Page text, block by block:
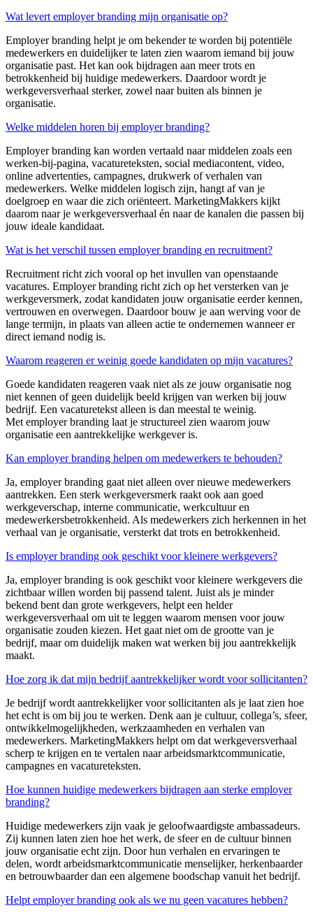
Wat levert employer branding mijn organisatie op?
Employerbranding helpt je om bekender te worden bij potentiële
medewerkers en duidelijker te laten zien waarom iemand bij jouw
organisatie past. Het kan ook bijdragen aan meer trots en
betrokkenheid bij huidige medewerkers. Daardoor wordt je
werkgeversverhaal sterker, zowel naar buiten als binnen je
organisatie.
Welke middelen horen bij employer branding?
Employerbranding kan worden vertaald naar middelen zoals een
werken-bij-pagina, vacatureteksten, social mediacontent, video,
online advertenties, campagnes, drukwerk of verhalen van
medewerkers. Welke middelen logisch zijn, hangt af van je
doelgroep en waar die zich oriënteert. MarketingMakkers kijkt
daarom naar je werkgeversverhaal én naar de kanalen die passen bij
jouw ideale kandidaat.
Wat is het verschil tussen employer branding en recruitment?
Recruitment richt zich vooral op het invullen van openstaande
vacatures. Employerbranding richt zich op het versterken van je
werkgeversmerk, zodat kandidaten jouw organisatie eerder kennen,
vertrouwen en overwegen. Daardoor bouw je aan werving voor de
lange termijn, in plaats van alleen actie te ondernemen wanneer er
direct iemand nodig is.
Waarom reageren er weinig goede kandidaten op mijn vacatures?
Goede kandidaten reageren vaak niet als ze jouw organisatie nog
niet kennen of geen duidelijk beeld krijgen van werken bij jouw
bedrijf. Een vacaturetekst alleen is dan meestal te weinig.
Met employerbranding laat je structureel zien waarom jouw
organisatie een aantrekkelijke werkgever is.
Kan employer branding helpen om medewerkers te behouden?
Ja, employerbranding gaat niet alleen over nieuwe medewerkers
aantrekken. Een sterk werkgeversmerk raakt ook aan goed
werkgeverschap, interne communicatie, werkcultuur en
medewerkersbetrokkenheid. Als medewerkers zich herkennen in het
verhaal van je organisatie, versterkt dat trots en betrokkenheid.
Is employer branding ook geschikt voor kleinere werkgevers?
Ja, employerbranding is ook geschikt voor kleinere werkgevers die
zichtbaar willen worden bij passend talent. Juist als je minder
bekend bent dan grote werkgevers, helpt een helder
werkgeversverhaal om uit te leggen waarom mensen voor jouw
organisatie zouden kiezen. Het gaat niet om de grootte van je
bedrijf, maar om duidelijk maken wat werken bij jou aantrekkelijk
maakt.
Hoe zorg ik dat mijn bedrijf aantrekkelijker wordt voor sollicitanten?
Je bedrijf wordt aantrekkelijker voor sollicitanten als je laat zien hoe
het echt is om bij jou te werken. Denk aan je cultuur, collega’s, sfeer,
ontwikkelmogelijkheden, werkzaamheden en verhalen van
medewerkers. MarketingMakkers helpt om dat werkgeversverhaal
scherp te krijgen en te vertalen naar arbeidsmarktcommunicatie,
campagnes en vacatureteksten.
Hoe kunnen huidige medewerkers bijdragen aan sterke employer
branding?
Huidige medewerkers zijn vaak je geloofwaardigste ambassadeurs.
Zij kunnen laten zien hoe het werk, de sfeer en de cultuur binnen
jouw organisatie echt zijn. Door hun verhalen en ervaringen te
delen, wordt arbeidsmarktcommunicatie menselijker, herkenbaarder
en betrouwbaarder dan een algemene boodschap vanuit het bedrijf.
Helpt employer branding ook als we nu geen vacatures hebben?